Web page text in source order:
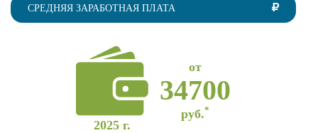
СРЕДНЯЯ ЗАРАБОТНАЯ ПЛАТА
2025 г.
от
34700
руб.*